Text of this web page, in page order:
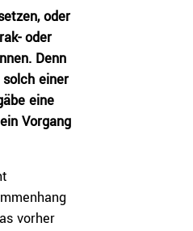
oder
oder
Denn
einer
eine
Vorgang
vorher